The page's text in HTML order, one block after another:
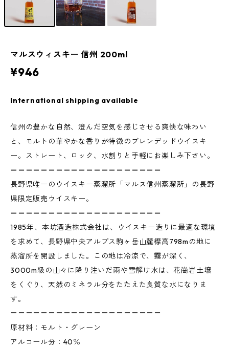
マルスウィスキー 信州 200ml
¥946
International shipping available
信州の豊かな自然、澄んだ空気を感じさせる爽快な味わい
と、モルトの華やかな香りが特徴のブレンデッドウイスキ
ー。ストレート、ロック、水割りと手軽にお楽しみ下さい。
＝＝＝＝＝＝＝＝＝＝＝＝＝＝＝＝＝＝＝＝
長野県唯一のウイスキー蒸溜所「マルス信州蒸溜所」の長野
県限定販売ウイスキー。
＝＝＝＝＝＝＝＝＝＝＝＝＝＝＝＝＝＝＝＝
1985年、本坊酒造株式会社は、ウイスキー造りに最適な環境
を求めて、長野県中央アルプス駒ヶ岳山麓標高798mの地に
蒸溜所を開設しました。この地は冷涼で、霧が深く、
3000m級の山々に降り注いだ雨や雪解け水は、花崗岩土壌
をくぐり、天然のミネラル分をたたえた良質な水になりま
す。
＝＝＝＝＝＝＝＝＝＝＝＝＝＝＝＝＝＝＝＝
原材料：モルト・グレーン
アルコール分：40％